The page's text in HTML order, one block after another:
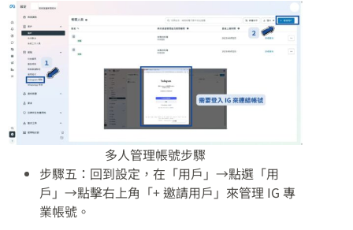
多人管理帳號步驟
步驟五：回到設定，在「用戶」→點選「用
戶」→點擊右上角「+ 邀請用戶」來管理 IG 專
業帳號。